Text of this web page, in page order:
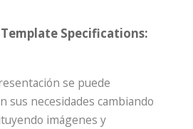
Specifications:
se puede
sus necesidades cambiando
imágenes y